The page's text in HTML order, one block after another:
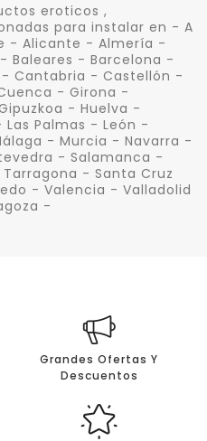
eroticos ,
para instalar en - A
- Alicante - Almería -
Baleares - Barcelona -
Cantabria - Castellón -
- Girona -
- Huelva -
Palmas - León -
- Murcia - Navarra -
- Salamanca -
- Santa Cruz
- Valencia - Valladolid
-
Grandes Ofertas Y
Descuentos